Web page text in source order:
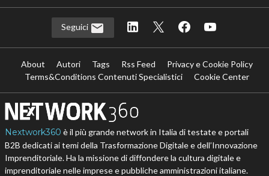
Seguici
About Autori Tags Rss Feed
Privacy e Cookie Policy
Terms&Conditions Contenuti Specialistici
Cookie Center
Nextwork360 è il più grande network in Italia di testate e portali
B2B dedicati ai temi della Trasformazione Digitale e dell’Innovazione
Imprenditoriale. Ha la missione di diffondere la cultura digitale e
imprenditoriale nelle imprese e pubbliche amministrazioni italiane.